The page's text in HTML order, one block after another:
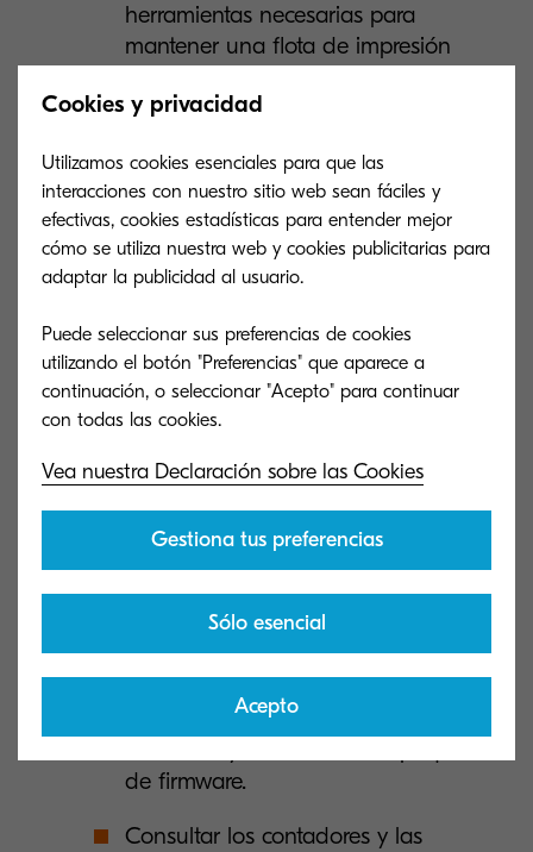
herramientas necesarias para
mantener una flota de impresión
Estos componentes permiten a los proveedores
de servicios, optimizar el funcionamiento de los
sistemas digitales de imágenes de Kyocera y de
otros fabricantes, como por ejemplo:
Registrar y administrar usuarios y
grupos de dispositivos.
Establecer parámetros de
Comprobar niveles de insumos.
Ver el estado de los dispositivos en
tiempo real.
Realizar mantenimiento / diagnósticos
Reiniciar (reboot) dispositivos,
de firmware.
Consultar los contadores y las
Cookies y privacidad
Utilizamos cookies esenciales para que las
interacciones con nuestro sitio web sean fáciles y
efectivas, cookies estadísticas para entender mejor
cómo se utiliza nuestra web y cookies publicitarias para
adaptar la publicidad al usuario.
Puede seleccionar sus preferencias de cookies
utilizando el botón "Preferencias" que aparece a
continuación, o seleccionar "Acepto" para continuar
Vea nuestra Declaración sobre las Cookies
Gestiona tus preferencias
Sólo esencial
Acepto